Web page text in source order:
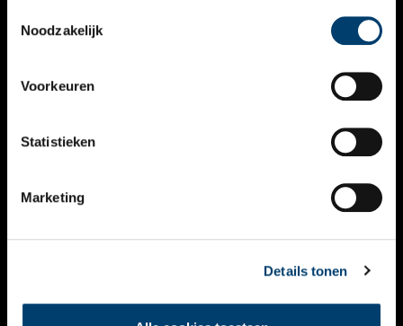
Noodzakelijk
Voorkeuren
Statistieken
Marketing
Details tonen
VERHALEN
KALENDER
THEMA’S
VIDEO’S
CONTACT